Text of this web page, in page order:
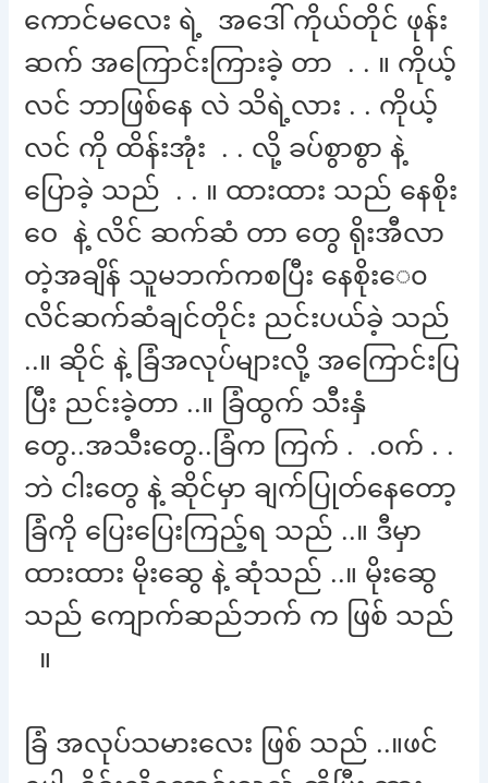
ကောင်မလေး ရဲ့ အဒေါ် ကိုယ်တိုင် ဖုန်း
ဆက် အကြောင်းကြားခဲ့ တာ . . ။ ကိုယ့်
လင် ဘာဖြစ်နေ လဲ သိရဲ့လား . . ကိုယ့်
လင် ကို ထိန်းအုံး . . လို့ ခပ်စွာစွာ နဲ့
ပြောခဲ့ သည် . . ။ ထားထား သည် နေစိုး
ဝေ နဲ့ လိင် ဆက်ဆံ တာ တွေ ရိုးအီလာ
တဲ့အချိန် သူမဘက်ကစပြီး နေစိုးေ၀
လိင်ဆက်ဆံချင်တိုင်း ညင်းပယ်ခဲ့ သည်
..။ ဆိုင် နဲ့ ခြံအလုပ်များလို့ အကြောင်းပြ
ပြီး ညင်းခဲ့တာ ..။ ခြံထွက် သီးနှံ
တွေ..အသီးတွေ..ခြံက ကြက် . .ဝက် . .
ဘဲ ငါးတွေ နဲ့ ဆိုင်မှာ ချက်ပြုတ်နေတော့
ခြံကို ပြေးပြေးကြည့်ရ သည် ..။ ဒီမှာ
ထားထား မိုးဆွေ နဲ့ ဆုံသည် ..။ မိုးဆွေ
သည် ကျောက်ဆည်ဘက် က ဖြစ် သည်
။
ခြံ အလုပ်သမားလေး ဖြစ် သည် ..။ဖင်